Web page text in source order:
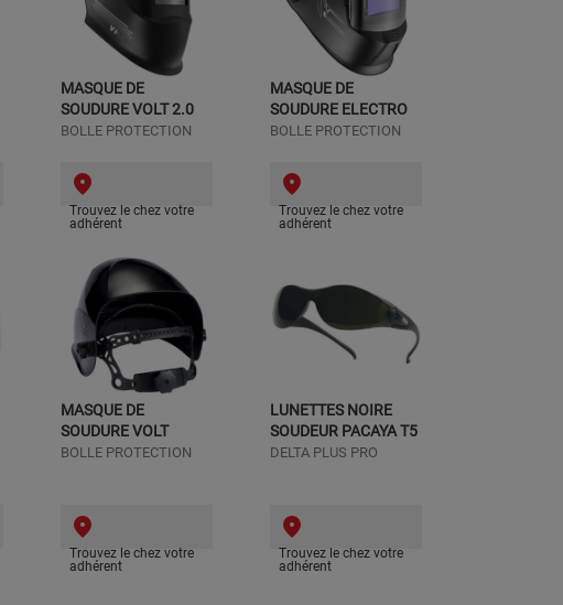
MASQUE DE
SOUDURE VOLT 2.0
BOLLE PROTECTION
Trouvez le chez votre
adhérent
MASQUE DE
SOUDURE ELECTRO
BOLLE PROTECTION
Trouvez le chez votre
adhérent
MASQUE DE
SOUDURE VOLT
BOLLE PROTECTION
Trouvez le chez votre
adhérent
LUNETTES NOIRE
SOUDEUR PACAYA T5
DELTA PLUS PRO
Trouvez le chez votre
adhérent